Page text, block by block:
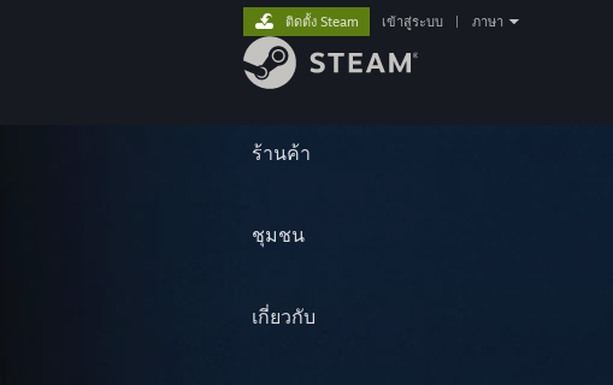
ร้านค้า
ชุมชน
เกี่ยวกับ
ติดตั้ง Steam เข้าสู่ระบบ ภาษา